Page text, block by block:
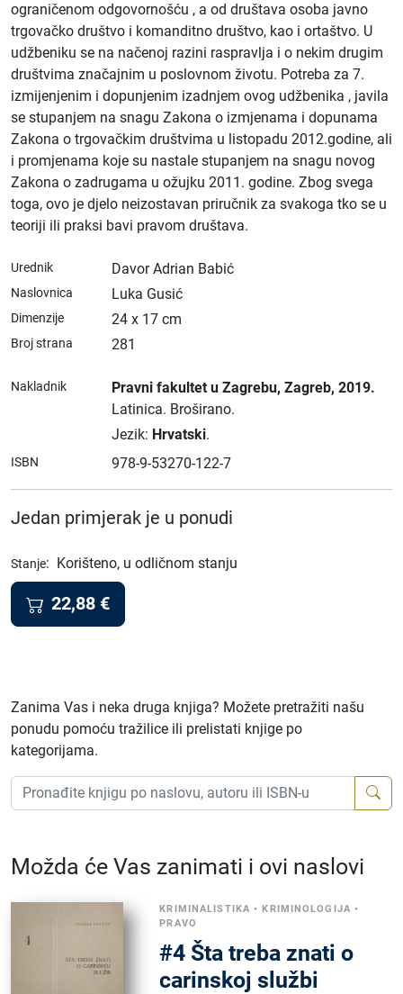
ograničenom odgovornošću , a od društava osoba javno
trgovačko društvo i komanditno društvo, kao i ortaštvo. U
udžbeniku se na načenoj razini raspravlja i o nekim drugim
društvima značajnim u poslovnom životu. Potreba za 7.
izmijenjenim i dopunjenim izadnjem ovog udžbenika , javila
se stupanjem na snagu Zakona o izmjenama i dopunama
Zakona o trgovačkim društvima u listopadu 2012.godine, ali
i promjenama koje su nastale stupanjem na snagu novog
Zakona o zadrugama u ožujku 2011. godine. Zbog svega
toga, ovo je djelo neizostavan priručnik za svakoga tko se u
teoriji ili praksi bavi pravom društava.
Urednik Davor Adrian Babić
Naslovnica Luka Gusić
Dimenzije 24 x 17 cm
Broj strana 281
Nakladnik Pravni fakultet u Zagrebu, Zagreb, 2019.
Latinica. Broširano.
Jezik: Hrvatski.
ISBN 978-9-53270-122-7
Jedan primjerak je u ponudi
Stanje: Korišteno, u odličnom stanju
22,88 €
Zanima Vas i neka druga knjiga? Možete pretražiti našu
ponudu pomoću tražilice ili prelistati knjige po
kategorijama.
Možda će Vas zanimati i ovi naslovi
KRIMINALISTIKA •KRIMINOLOGIJA •
PRAVO
#4 Šta treba znati o
carinskoj službi